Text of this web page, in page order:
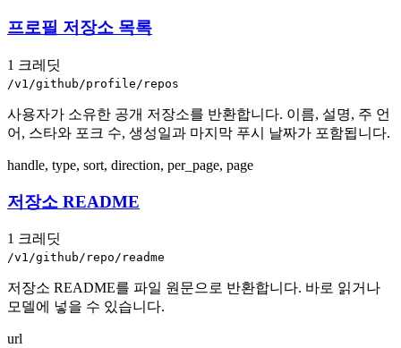
프로필 저장소 목록
1 크레딧
/v1/github/profile/repos
사용자가 소유한 공개 저장소를 반환합니다. 이름, 설명, 주 언
어, 스타와 포크 수, 생성일과 마지막 푸시 날짜가 포함됩니다.
handle, type, sort, direction, per_page, page
저장소 README
1 크레딧
/v1/github/repo/readme
저장소 README를 파일 원문으로 반환합니다. 바로 읽거나
모델에 넣을 수 있습니다.
url